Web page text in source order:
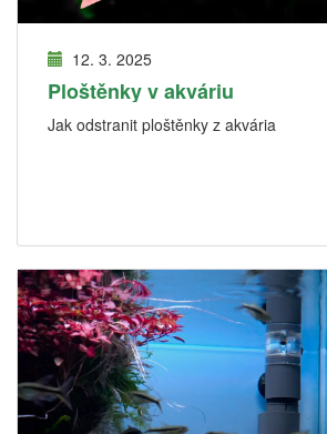
12. 3. 2025
Ploštěnky v akváriu
Jak odstranit ploštěnky z akvária